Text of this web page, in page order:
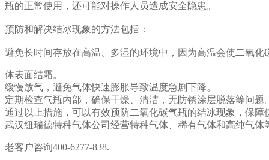
瓶的正常使用，还可能对操作人员造成安全隐患。
预防和解决结冰现象的方法包括：
避免长时间存放在高温、多湿的环境中，因为高温会使二氧
体表面结霜。
缓慢放气，避免气体快速膨胀导致温度急剧下降。
定期检查气瓶内部，确保干燥、清洁，无防锈涂层脱落等问题
通过以上措施，可以有效预防二氧化碳气瓶的结冰现象，保障
武汉纽瑞德特种气体公司经营特种气体、稀有气体和高纯气
老客户咨询400-6277-838.